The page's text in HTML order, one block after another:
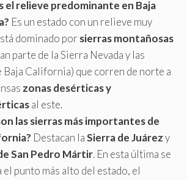
el relieve predominante en Baja
Es un estado con un relieve muy
dominado por sierras montañosas
parte de la Sierra Nevada y las
Baja California) que corren de norte a
zonas desérticas y
al este.
las sierras más importantes de
Destacan laSierra de Juárezy
San Pedro Mártir. En esta última se
el punto más alto del estado, el